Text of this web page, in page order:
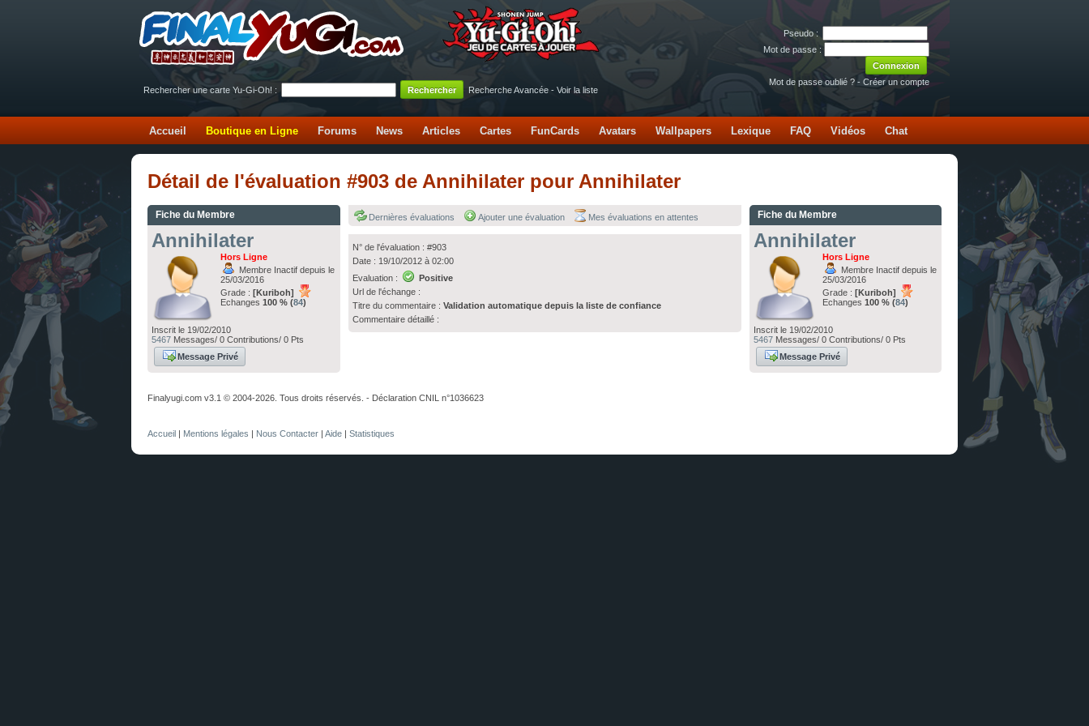
Pseudo :
Mot de passe :
Mot de passe oublié ? - Créer un compte
Rechercher une carte Yu-Gi-Oh! :
Recherche Avancée - Voir la liste
Accueil Boutique en Ligne Forums News Articles Cartes FunCards Avatars Wallpapers Lexique FAQ Vidéos Chat
Détail de l'évaluation #903 de Annihilater pour Annihilater
Fiche du Membre
Annihilater
Hors Ligne
Membre Inactif depuis le
25/03/2016
Grade : [Kuriboh]
Echanges 100 % (84)
Inscrit le 19/02/2010
5467 Messages/ 0 Contributions/ 0 Pts
Message Privé
Dernières évaluations Ajouter une évaluation Mes évaluations en attentes
N° de l'évaluation : #903
Date : 19/10/2012 à 02:00
Evaluation :
Positive
Url de l'échange :
Titre du commentaire : Validation automatique depuis la liste de confiance
Commentaire détaillé :
Fiche du Membre
Annihilater
Hors Ligne
Membre Inactif depuis le
25/03/2016
Grade : [Kuriboh]
Echanges 100 % (84)
Inscrit le 19/02/2010
5467Messages/ 0 Contributions/ 0 Pts
Message Privé
Finalyugi.com v3.1 © 2004-2026. Tous droits réservés. - Déclaration CNIL n°1036623
Accueil | Mentions légales | Nous Contacter | Aide | Statistiques